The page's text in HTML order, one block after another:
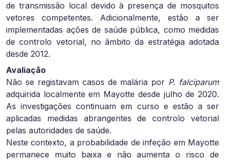
de transmissão local devido à presença de mosquitos
vetores competentes. Adicionalmente, estão a ser
implementadas ações de saúde pública, como medidas
de controlo vetorial, no âmbito da estratégia adotada
desde 2012.
Avaliação
Não se registavam casos de malária por P. falciparum
adquirida localmente em Mayotte desde julho de 2020.
As investigações continuam em curso e estão a ser
aplicadas medidas abrangentes de controlo vetorial
pelas autoridades de saúde.
Neste contexto, a probabilidade de infeção em Mayotte
permanece muito baixa e não aumenta o risco de